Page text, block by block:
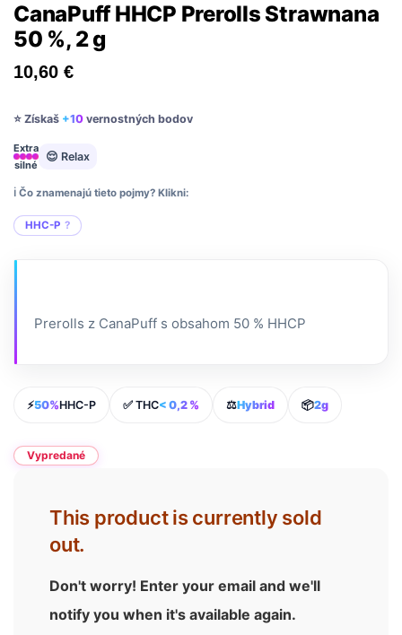
CanaPuff HHCP Prerolls Strawnana
50 %, 2 g
10,60 €
⭐ Získaš +10 vernostných bodov
Extra
silné
😌 Relax
ℹ️ Čo znamenajú tieto pojmy? Klikni:
HHC-P
Prerolls z CanaPuff s obsahom 50 % HHCP
⚡50%HHC-P ✅ THC< 0,2 % ⚖️Hybrid 📦2g
Vypredané
This product is currently sold
out.
Don't worry! Enter your email and we'll
notify you when it's available again.